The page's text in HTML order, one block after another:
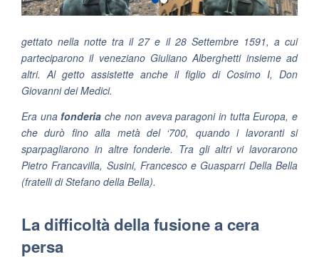
gettato nella notte tra il 27 e il 28 Settembre 1591, a cui
parteciparono il veneziano Giuliano Alberghetti insieme ad
altri. Al getto assistette anche il figlio di Cosimo I, Don
Giovanni dei Medici.
Era una fonderia che non aveva paragoni in tutta Europa, e
che durò fino alla metà del ‘700, quando i lavoranti si
sparpagliarono in altre fonderie. Tra gli altri vi lavorarono
Pietro Francavilla, Susini, Francesco e Guasparri Della Bella
(fratelli di Stefano della Bella).
La difficoltà della fusione a cera
persa